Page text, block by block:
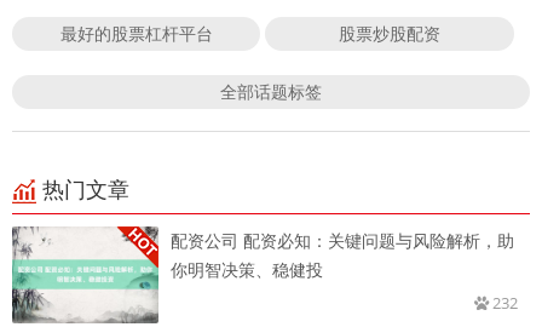
最好的股票杠杆平台 股票炒股配资
全部话题标签
热门文章
配资公司 配资必知：关键问题与风险解析，助
你明智决策、稳健投
232